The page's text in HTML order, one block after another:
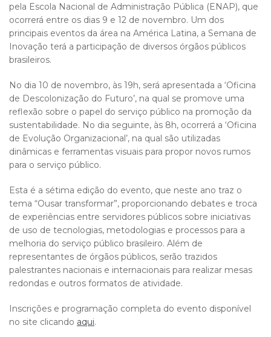
pela Escola Nacional de Administração Pública (ENAP), que
ocorrerá entre os dias 9 e 12 de novembro. Um dos
principais eventos da área na América Latina, a Semana de
Inovação terá a participação de diversos órgãos públicos
brasileiros.
No dia 10 de novembro, às 19h, será apresentada a ‘Oficina
de Descolonização do Futuro’, na qual se promove uma
reflexão sobre o papel do serviço público na promoção da
sustentabilidade. No dia seguinte, às 8h, ocorrerá a ‘Oficina
de Evolução Organizacional’, na qual são utilizadas
dinâmicas e ferramentas visuais para propor novos rumos
para o serviço público.
Esta é a sétima edição do evento, que neste ano traz o
tema “Ousar transformar”, proporcionando debates e troca
de experiências entre servidores públicos sobre iniciativas
de uso de tecnologias, metodologias e processos para a
melhoria do serviço público brasileiro. Além de
representantes de órgãos públicos, serão trazidos
palestrantes nacionais e internacionais para realizar mesas
redondas e outros formatos de atividade.
Inscrições e programação completa do evento disponível
no site clicando aqui.